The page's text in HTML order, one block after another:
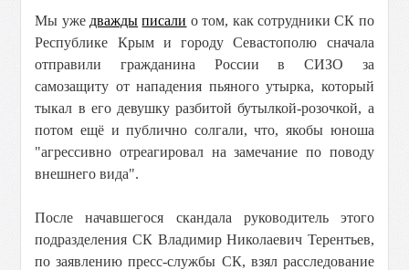
Мы уже дважды писали о том, как сотрудники СК по
Республике Крым и городу Севастополю сначала
отправили гражданина России в СИЗО за
самозащиту от нападения пьяного утырка, который
тыкал в его девушку разбитой бутылкой-розочкой, а
потом ещё и публично солгали, что, якобы юноша
"агрессивно отреагировал на замечание по поводу
внешнего вида".
После начавшегося скандала руководитель этого
подразделения СК Владимир Николаевич Терентьев,
по заявлению пресс-службы СК, взял расследование